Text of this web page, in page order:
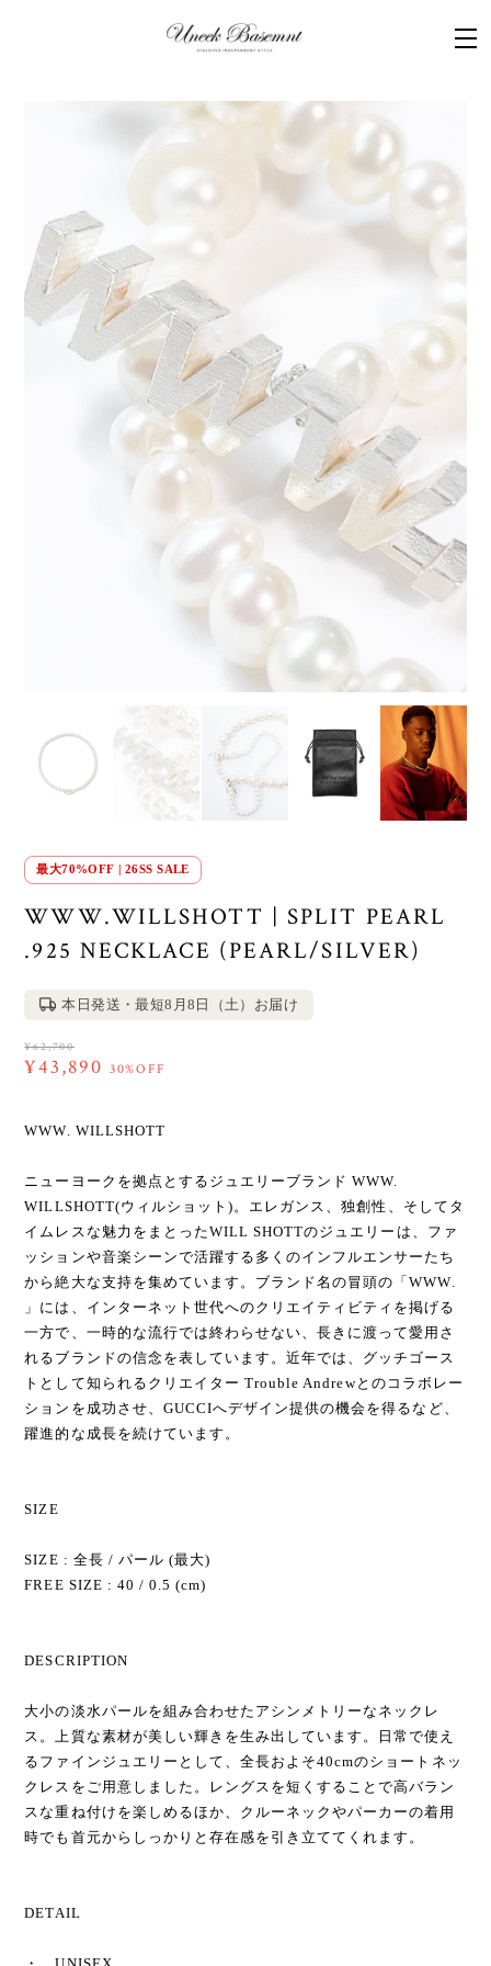
最大70%OFF | 26SS SALE
WWW.WILLSHOTT | SPLIT PEARL
.925 NECKLACE (PEARL/SILVER)
本日発送・最短8月8日（土）お届け
¥62,700
¥43,890 30%OFF
WWW. WILLSHOTT
ニューヨークを拠点とするジュエリーブランド WWW.
WILLSHOTT(ウィルショット)。エレガンス、独創性、そしてタ
イムレスな魅力をまとったWILL SHOTTのジュエリーは、ファ
ッションや音楽シーンで活躍する多くのインフルエンサーたち
から絶大な支持を集めています。ブランド名の冒頭の「WWW.
」には、インターネット世代へのクリエイティビティを掲げる
一方で、一時的な流行では終わらせない、長きに渡って愛用さ
れるブランドの信念を表しています。近年では、グッチゴース
トとして知られるクリエイター Trouble Andrewとのコラボレー
ションを成功させ、GUCCIへデザイン提供の機会を得るなど、
躍進的な成長を続けています。
SIZE
SIZE : 全長 / パール (最大)
FREE SIZE : 40 / 0.5 (cm)
DESCRIPTION
大小の淡水パールを組み合わせたアシンメトリーなネックレ
ス。上質な素材が美しい輝きを生み出しています。日常で使え
るファインジュエリーとして、全長およそ40cmのショートネッ
クレスをご用意しました。レングスを短くすることで高バラン
スな重ね付けを楽しめるほか、クルーネックやパーカーの着用
時でも首元からしっかりと存在感を引き立ててくれます。
DETAIL